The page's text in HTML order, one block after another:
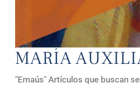
MARÍA
"Emaús" Artículos que buscan